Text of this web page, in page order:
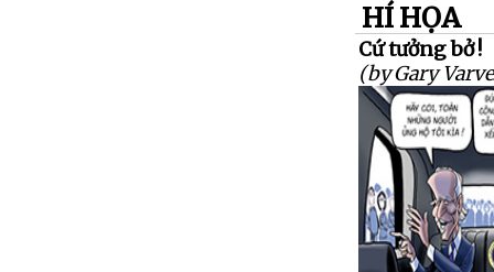
HÍ HỌA
Cứ tưởng bở !
(by Gary